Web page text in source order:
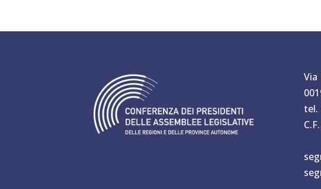
Via
tel.